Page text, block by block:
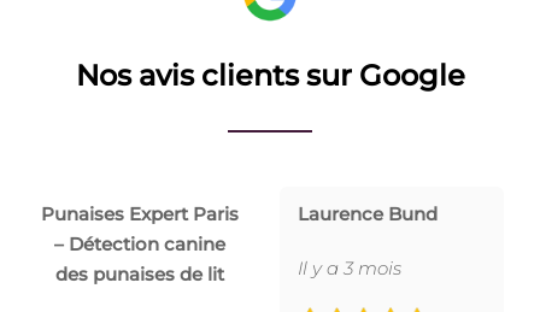
Nos avis clients sur Google
Punaises Expert Paris
– Détection canine
des punaises de lit
Laurence Bund
Il y a 3 mois